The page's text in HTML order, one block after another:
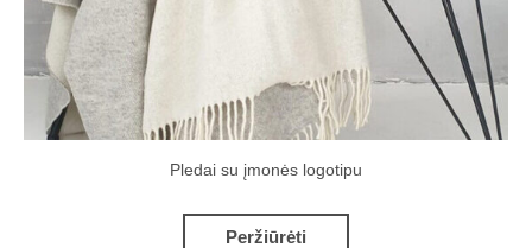
Pledai su įmonės logotipu
Peržiūrėti